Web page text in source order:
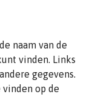
naam van de
vinden. Links
gegevens.
op de